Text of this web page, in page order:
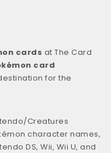
cards at The Card
card
for the
Creatures
character names,
DS, Wii, Wii U, and